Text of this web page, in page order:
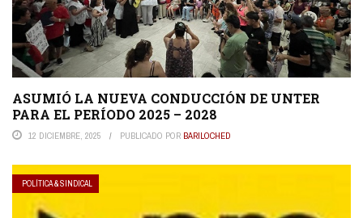
ASUMIÓ LA NUEVA CONDUCCIÓN DE UNTER
PARA EL PERÍODO 2025 – 2028
12 DICIEMBRE, 2025 PUBLICADO POR BARILOCHED
POLÍTICA & SINDICAL